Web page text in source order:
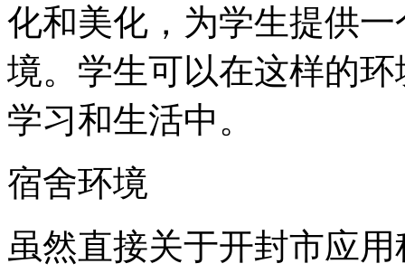
化和美化，为学生提供
境。学生可以在这样的
学习和生活中。
宿舍环境
虽然直接关于开封市应